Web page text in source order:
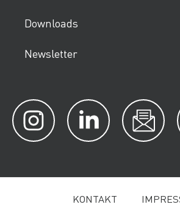
Downloads
Newsletter
KONTAKT